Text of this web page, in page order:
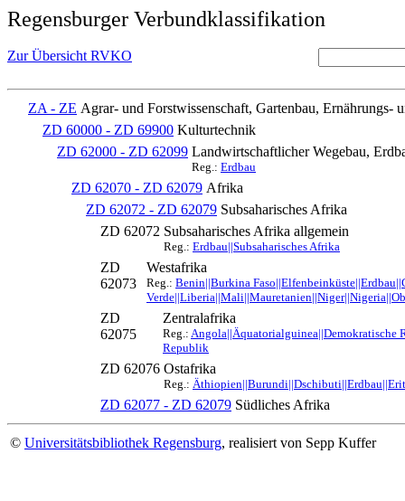
Regensburger Verbundklassifikation
Zur Übersicht RVKO
ZA - ZE Agrar- und Forstwissenschaft, Gartenbau, Ernährungs-
ZD 60000 - ZD 69900 Kulturtechnik
ZD 62000 - ZD 62099 Landwirtschaftlicher Wegebau,
Reg.: Erdbau
ZD 62070 - ZD 62079 Afrika
ZD 62072 - ZD 62079 Subsaharisches Afrika
ZD 62072 Subsaharisches Afrika allgemein
Reg.: Erdbau||Subsaharisches Afrika
ZD
62073
Westafrika
Reg.: Benin||Burkina
ZD
62075
Zentralafrika
Reg.: Angola||Äquatorialguinea||Demokratische
Republik
ZD 62076 Ostafrika
Reg.:
ZD 62077 - ZD 62079 Südliches Afrika
© Universitätsbibliothek Regensburg, realisiert von Sepp Kuffer